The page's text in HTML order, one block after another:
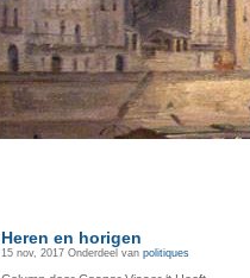
Heren en horigen
15 nov, 2017 Onderdeel van politiques